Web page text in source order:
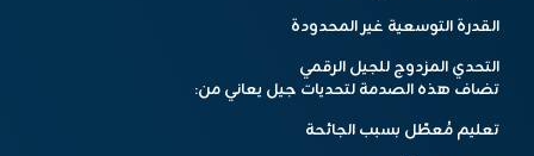
القدرة التوسعية غير المحدودة
التحدي المزدوج للجيل الرقمي
تضاف هذه الصدمة لتحديات جيل يعاني من:
تعليم مُعطّل بسبب الجائحة